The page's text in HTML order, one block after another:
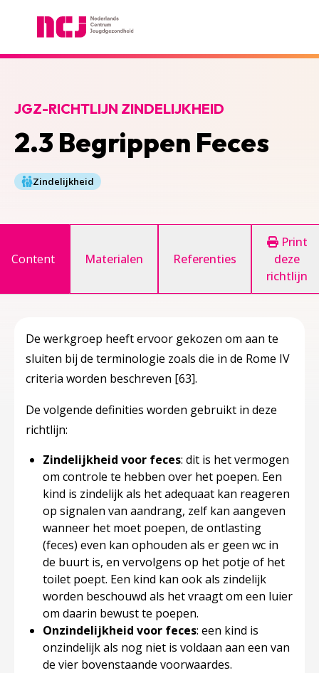
2.3 Begrippen Feces
JGZ-RICHTLIJN ZINDELIJKHEID
Zindelijkheid
Content Materialen Referenties
Print
deze
richtlijn
De werkgroep heeft ervoor gekozen om aan te
sluiten bij de terminologie zoals die in de Rome IV
criteria worden beschreven [63].
De volgende definities worden gebruikt in deze
richtlijn:
Zindelijkheid voor feces: dit is het vermogen
om controle te hebben over het poepen. Een
kind is zindelijk als het adequaat kan reageren
op signalen van aandrang, zelf kan aangeven
wanneer het moet poepen, de ontlasting
(feces) even kan ophouden als er geen wc in
de buurt is, en vervolgens op het potje of het
toilet poept. Een kind kan ook als zindelijk
worden beschouwd als het vraagt om een luier
om daarin bewust te poepen.
Onzindelijkheid voor feces: een kind is
onzindelijk als nog niet is voldaan aan een van
de vier bovenstaande voorwaardes.